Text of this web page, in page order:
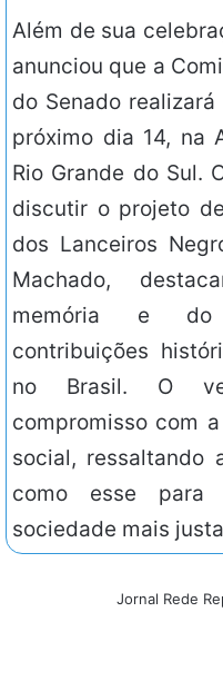
Além de sua
anunciou que a
do Senado
próximo dia 14, na
Rio Grande do Sul.
discutir o projeto
dos Lanceiros
Machado,
memória e do
contribuições
no Brasil. O
compromisso com
social, ressaltando
como esse para
sociedade mais
Jornal Rede